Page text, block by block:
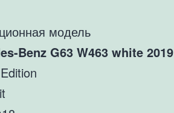
модель
Benz G63 W463 white 2019